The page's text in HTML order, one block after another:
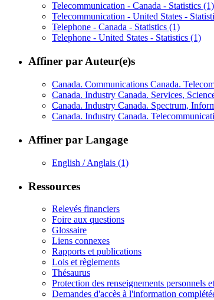
Telecommunication - Canada - Statistics (1)
Telecommunication - United States -
Telephone - Canada - Statistics (1)
Telephone - United States - Statistics (1)
Affiner par Auteur(e)s
Canada. Communications Canada.
Canada. Industry Canada. Services,
Canada. Industry Canada. Spectrum,
Canada. Industry Canada.
Affiner par Langage
English / Anglais (1)
Ressources
Relevés financiers
Foire aux questions
Glossaire
Liens connexes
Rapports et publications
Lois et règlements
Thésaurus
Protection des renseignements personnels
Demandes d'accès à l'information